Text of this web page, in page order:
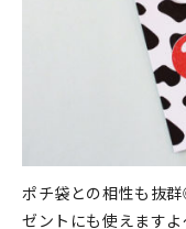
ポチ袋との相性も抜
ゼントにも使えますよ